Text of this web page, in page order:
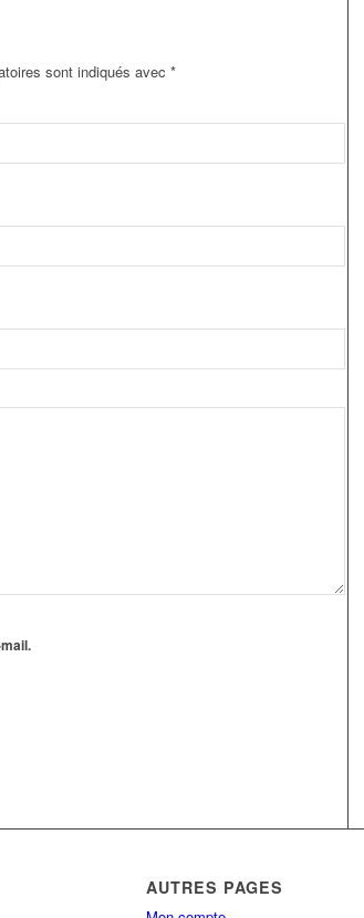
sont indiqués avec *
AUTRES PAGES